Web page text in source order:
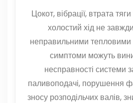
Цокот, вібрації, втрата
холостий хід не
неправильними тепловими
симптоми можуть
несправності системи
паливоподачі, порушення
зносу розподільчих валів,